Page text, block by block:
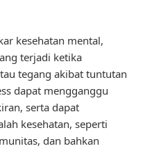
kesehatan mental,
terjadi ketika
tegang akibat tuntutan
dapat mengganggu
serta dapat
kesehatan, seperti
dan bahkan